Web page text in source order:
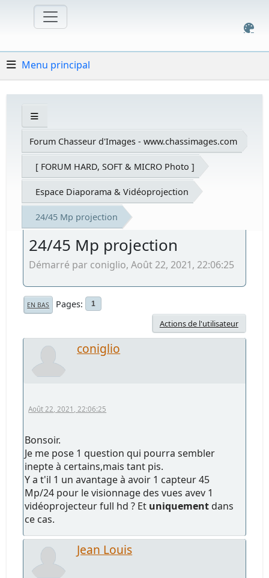
Menu principal
Forum Chasseur d'Images - www.chassimages.com
[ FORUM HARD, SOFT & MICRO Photo ]
Espace Diaporama & Vidéoprojection
24/45 Mp projection
24/45 Mp projection
Démarré par coniglio, Août 22, 2021, 22:06:25
EN BAS Pages 1
Actions de l'utilisateur
coniglio
Août 22, 2021, 22:06:25
Bonsoir.
Je me pose 1 question qui pourra sembler
inepte à certains,mais tant pis.
Y a t'il 1 un avantage à avoir 1 capteur 45
Mp/24 pour le visionnage des vues avev 1
vidéoprojecteur full hd ? Et uniquement dans
ce cas.
Jean Louis